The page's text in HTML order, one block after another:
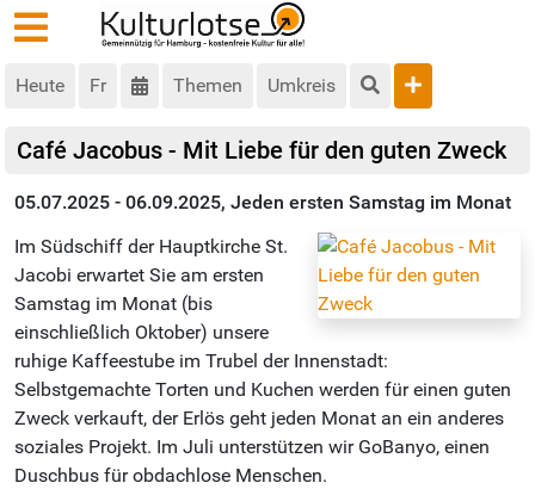
Heute Fr Themen Umkreis
Café Jacobus - Mit Liebe für den guten Zweck
05.07.2025 - 06.09.2025, Jeden ersten Samstag im Monat
Im Südschiff der Hauptkirche St.
Jacobi erwartet Sie am ersten
Samstag im Monat (bis
einschließlich Oktober) unsere
ruhige Kaffeestube im Trubel der Innenstadt:
Selbstgemachte Torten und Kuchen werden für einen guten
Zweck verkauft, der Erlös geht jeden Monat an ein anderes
soziales Projekt. Im Juli unterstützen wir GoBanyo, einen
Duschbus für obdachlose Menschen.